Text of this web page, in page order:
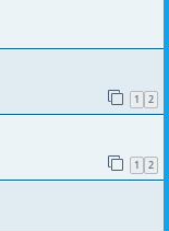
1 2
1 2